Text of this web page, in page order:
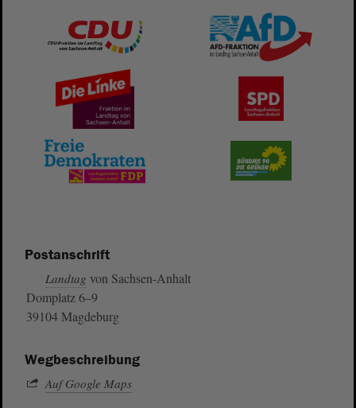
Postanschrift
Landtag von Sachsen-Anhalt
Domplatz 6–9
39104 Magdeburg
Wegbeschreibung
Auf Google Maps